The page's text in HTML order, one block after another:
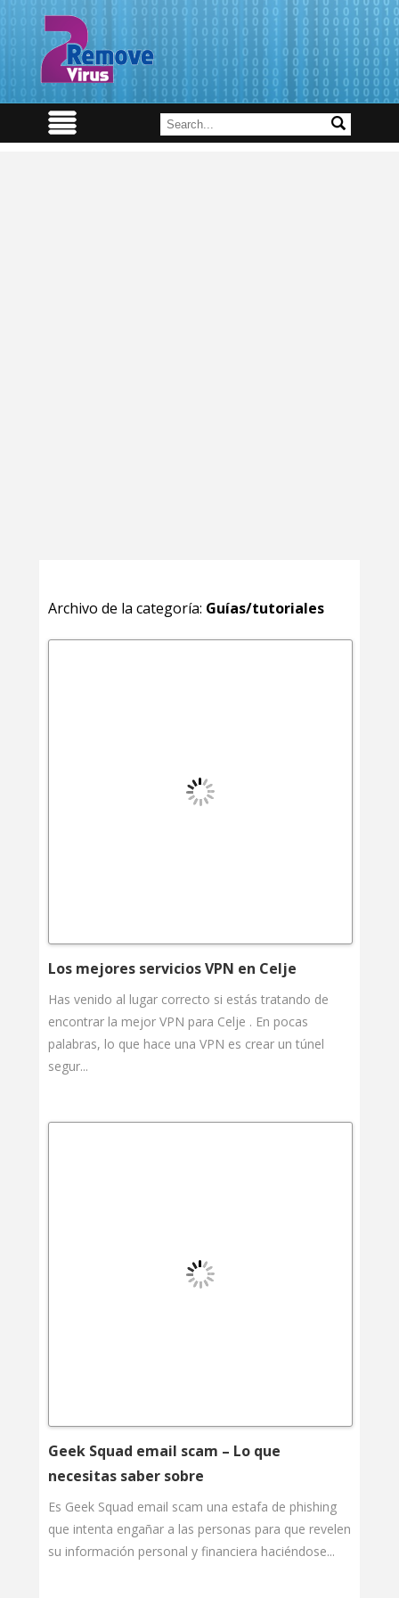
Archivo de la categoría: Guías/tutoriales
Los mejores servicios VPN en Celje
Has venido al lugar correcto si estás tratando de
encontrar la mejor VPN para Celje . En pocas
palabras, lo que hace una VPN es crear un túnel
segur...
Geek Squad email scam – Lo que
necesitas saber sobre
Es Geek Squad email scam una estafa de phishing
que intenta engañar a las personas para que revelen
su información personal y financiera haciéndose...